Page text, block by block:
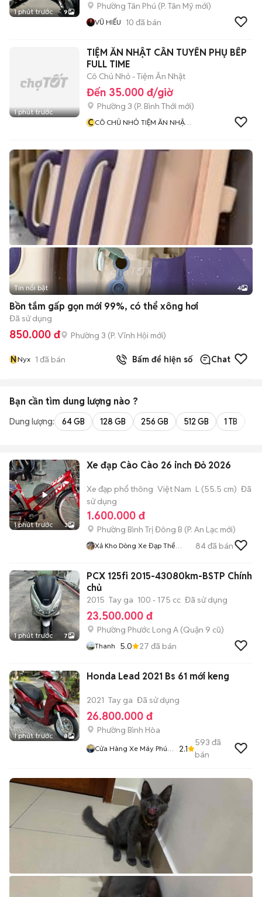
1 phút trước 9
Phường Tân Phú (P. Tân Mỹ mới)
VŨ HIẾU 10 đã bán
1 phút trước
TIỆM ĂN NHẬT CẦN TUYỂN PHỤ BẾP
FULL TIME
Cô Chủ Nhỏ - Tiệm Ăn Nhật
Đến 35.000 đ/giờ
Phường 3 (P. Bình Thới mới)
CCÔ CHỦ NHỎ TIỆM ĂN NHẬT
Tin nổi bật 4
Bồn tắm gấp gọn mới 99%, có thể xông hơi
Đã sử dụng
850.000 đ Phường 3 (P. Vĩnh Hội mới)
NNyx 1 đã bán Bấm để hiện số Chat
Bạn cần tìm dung lượng nào ?
Dung lượng: 64 GB 128 GB 256 GB 512 GB 1 TB
1 phút trước 3
Xe đạp Cào Cào 26 inch Đỏ 2026
Xe đạp phổ thông Việt Nam L (55.5 cm) Đã
sử dụng
1.600.000 đ
Phường Bình Trị Đông B (P. An Lạc mới)
Xả Kho Dòng Xe Đạp Thể
84đã bán
1 phút trước 7
PCX 125fi 2015-43080km-BSTP Chính
chủ
2015 Tay ga 100 - 175 cc Đã sử dụng
23.500.000 đ
Phường Phước Long A (Quận 9 cũ)
Thanh 5.0 27 đã bán
1 phút trước 8
Honda Lead 2021 Bs 61 mới keng
2021 Tay ga Đã sử dụng
26.800.000 đ
Phường Bình Hòa
Cửa Hàng Xe Máy Phúc
2.1
593 đã
bán